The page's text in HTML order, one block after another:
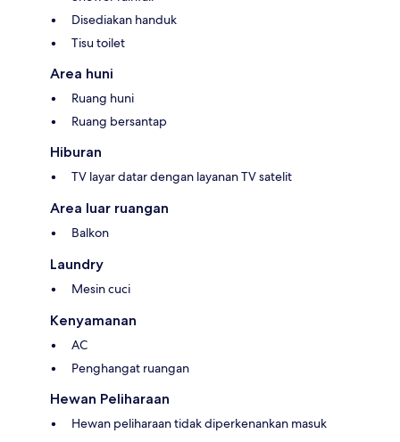
Disediakan handuk
Tisu toilet
Area huni
Ruang huni
Ruang bersantap
Hiburan
TV layar datar dengan layanan TV satelit
Area luar ruangan
Balkon
Laundry
Mesin cuci
Kenyamanan
AC
Penghangat ruangan
Hewan Peliharaan
Hewan peliharaan tidak diperkenankan masuk